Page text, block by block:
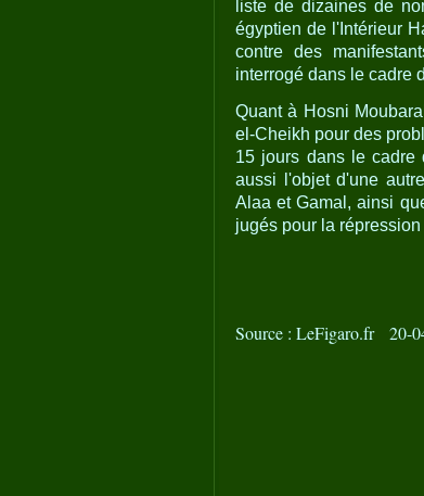
liste de dizaines de
égyptien de l'Intérieur
contre des
interrogé dans le cadre
Quant à Hosni
el-Cheikh pour des
15 jours dans le cadre
aussi l'objet d'une
Alaa et Gamal, ainsi
jugés pour la
Source : LeFigaro.fr 20-